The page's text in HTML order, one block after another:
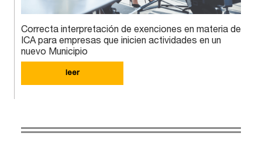
Correcta interpretación de exenciones en materia de
ICA para empresas que inicien actividades en un
nuevo Municipio
leer